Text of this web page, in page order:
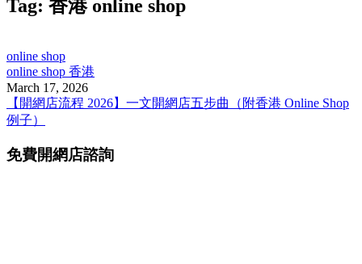
Tag: 香港 online shop
online shop
online shop 香港
March 17, 2026
【開網店流程 2026】一文開網店五步曲（附香港 Online Shop
例子）
免費開網店諮詢